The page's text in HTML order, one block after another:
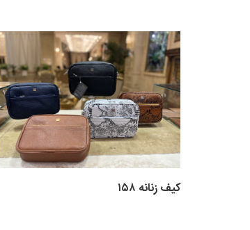
کیف زنانه ۱۵۸